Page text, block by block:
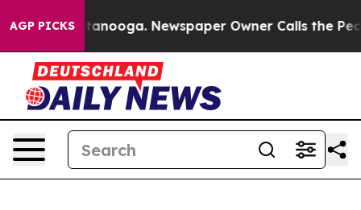
AGP PICKS Newspaper Owner Calls the People